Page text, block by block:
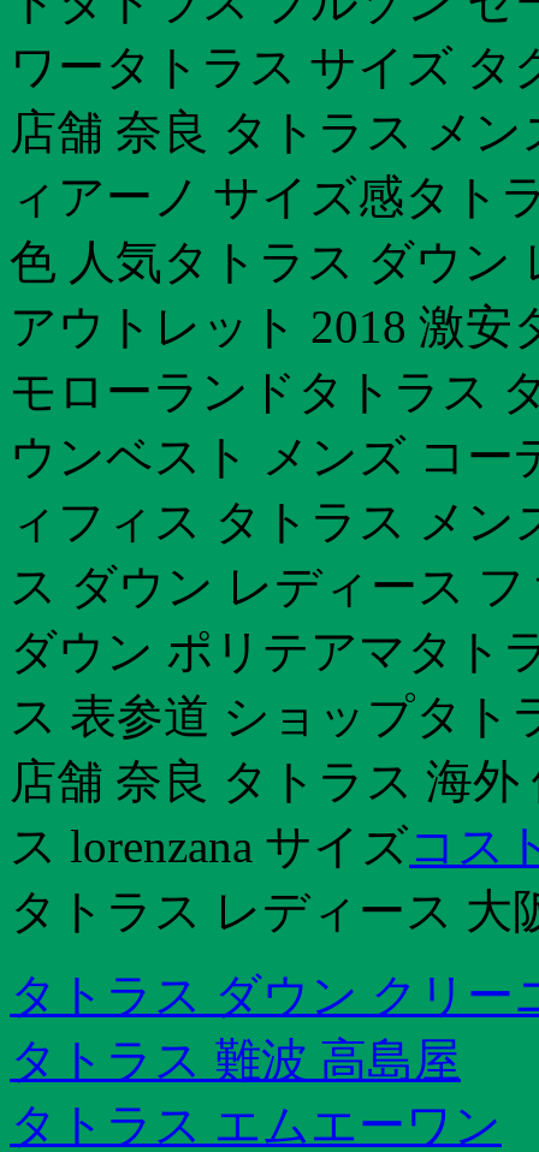
ワータトラス サイズ タ
店舗 奈良 タトラス メ
ィアーノ サイズ感タト
色 人気タトラス ダウン
アウトレット 2018 激
モローランドタトラス
ウンベスト メンズ コー
ィフィス タトラス メ
ス ダウン レディース
ダウン ポリテアマタト
ス 表参道 ショップタト
店舗 奈良 タトラス 海
ス lorenzana サイズコス
タトラス レディース 大
タトラス ダウン クリー
タトラス 難波 高島屋
タトラス エムエーワン